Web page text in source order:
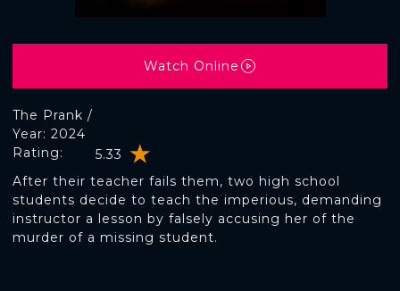
The Prank /
Rating: 5.33
Year: 2024
After their teacher fails them, two high school
students decide to teach the imperious, demanding
instructor a lesson by falsely accusing her of the
murder of a missing student.
Watch Online